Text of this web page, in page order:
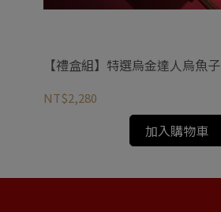
【禮盒組】特選烏金達人烏魚子
NT$2,280
加入購物車